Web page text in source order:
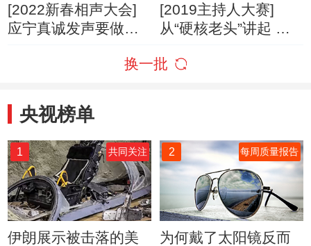
[2022新春相声大会]
应宁真诚发声要做忠
[2019主持人大赛]
从“硬核老头”讲起 为
竟是什么样？
换一批
央视榜单
1 共同关注
伊朗展示被击落的美
2 每周质量报告
为何戴了太阳镜反而